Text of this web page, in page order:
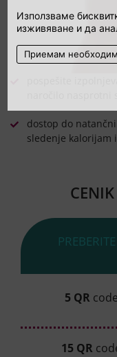
Използваме
изживяване и да
Приемам
dostop do
sledenje kalorijam
5 QR
15 QR